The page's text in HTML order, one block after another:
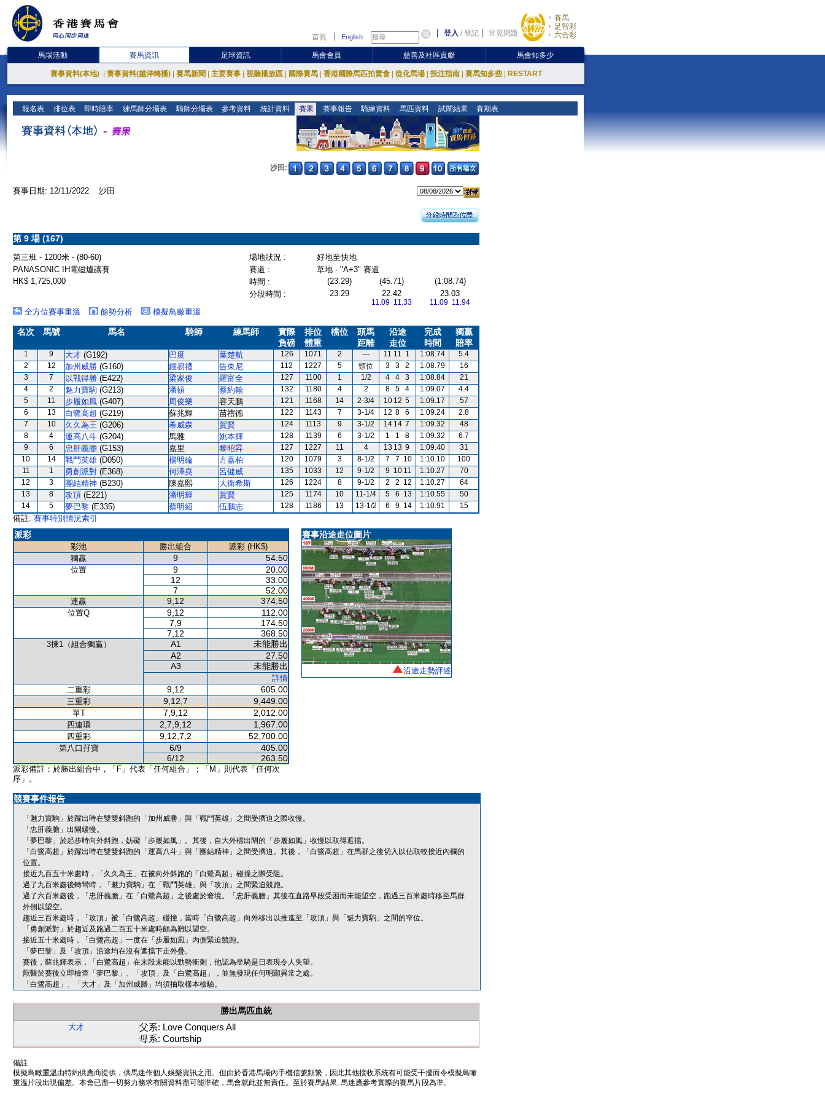
首頁 English 登入 /登記 常見問題
賽馬
足智彩
六合彩
馬場活動 賽馬資訊 足球資訊 馬會會員 慈善及社區貢獻 馬會知多少
賽事資料(本地) 賽事資料(越洋轉播) 賽馬新聞 主要賽事 視聽播放區 國際賽馬 香港國際馬匹拍賣會 從化馬場 投注指南 賽馬知多些 RESTART
報名表 排位表 即時賠率 練馬師分場表 騎師分場表 參考資料 統計資料 賽果 賽事報告 騎練資料 馬匹資料 試閘結果 賽期表
沙田:
賽事日期: 12/11/2022 沙田
第 9 場 (167)
第三班 - 1200米 - (80-60) 場地狀況 :
好地至快地
PANASONIC IH電磁爐讓賽
賽道 :
草地 - "A+3" 賽道
HK$ 1,725,000
時間 : (23.29) (45.71)
(1:08.74)
分段時間 :
23.29 22.42
11.09 11.33
23.03
11.09 11.94
全方位賽事重溫 餘勢分析 模擬鳥瞰重溫
名次 馬號 馬名 騎師 練馬師
實際
負磅
排位
體重
檔位
頭馬
距離
沿途
走位
完成
時間
獨贏
賠率
1 9 大才 (G192) 巴度 葉楚航 126 1071 2 --- 11 11 1 1:08.74
5.4
2
12 加州威勝 (G160) 鍾易禮 告東尼 112 1227 5 頸位 3 3 2 1:08.79
16
3
7 以戰得勝 (E422) 梁家俊 羅富全 127 1100 1 1/2 4 4 3 1:08.84
21
4
2 魅力寶駒 (G213) 潘頓 蔡約翰 132 1180 4 2 8 5 4 1:09.07
4.4
5
11 步履如風 (G407) 周俊樂 容天鵬 121 1168 14 2-3/4 10 12 5 1:09.17
57
6
13 白鷺高超 (G219) 蘇兆輝 苗禮德 122 1143 7 3-1/4 12 8 6 1:09.24
2.8
7
10 久久為王 (G206) 希威森 賀賢 124 1113 9 3-1/2 14 14 7 1:09.32
48
8
4 運高八斗 (G204) 馬雅 姚本輝 128 1139 6 3-1/2 1 1 8 1:09.32
6.7
9
6 忠肝義膽 (G153) 嘉里 黎昭昇 127 1227 11 4 13 13 9 1:09.40
31
10
14 戰鬥英雄 (D050) 楊明綸 方嘉柏 120 1079 3 8-1/2 7 7 10 1:10.10
100
11
1 勇創派對 (E368) 何澤堯 呂健威 135 1033 12 9-1/2 9 10 11 1:10.27
70
12
3 團結精神 (B230) 陳嘉熙 大衛希斯 126 1224 8 9-1/2 2 2 12 1:10.27
64
13
8 攻頂 (E221) 潘明輝 賀賢 125 1174 10 11-1/4 5 6 13 1:10.55
50
14
5 夢巴黎 (E335) 蔡明紹 伍鵬志 128 1186 13 13-1/2 6 9 14 1:10.91 15
備註: 賽事特別情況索引
派彩
彩池 勝出組合
派彩 (HK$)
獨贏
9 54.50
位置 9
20.00
12
33.00
7
52.00
連贏 9,12 374.50
位置Q 9,12
112.00
7,9
174.50
7,12
368.50
3揀1（組合獨贏） A1
未能勝出
A2
27.50
A3
未能勝出
詳情
二重彩
9,12 605.00
三重彩 9,12,7 9,449.00
單T 7,9,12 2,012.00
四連環 2,7,9,12 1,967.00
四重彩 9,12,7,2 52,700.00
第八口孖寶 6/9
405.00
6/12
263.50
派彩備註：於勝出組合中，「F」代表「任何組合」；「M」則代表「任何次
序」。
賽事沿途走位圖片
沿途走勢評述
競賽事件報告
「魅力寶駒」於躍出時在雙雙斜跑的「加州威勝」與「戰鬥英雄」之間受擠迫之際收慢。
「忠肝義膽」出閘緩慢。
「夢巴黎」於起步時向外斜跑，妨礙「步履如風」。其後，自大外檔出閘的「步履如風」收慢以取得遮擋。
「白鷺高超」於躍出時在雙雙斜跑的「運高八斗」與「團結精神」之間受擠迫。其後，「白鷺高超」在馬群之後切入以佔取較接近內欄的
位置。
接近九百五十米處時，「久久為王」在被向外斜跑的「白鷺高超」碰撞之際受阻。
過了九百米處後轉彎時，「魅力寶駒」在「戰鬥英雄」與「攻頂」之間緊迫競跑。
過了六百米處後，「忠肝義膽」在「白鷺高超」之後處於窘境。「忠肝義膽」其後在直路早段受困而未能望空，跑過三百米處時移至馬群
外側以望空。
趨近三百米處時，「攻頂」被「白鷺高超」碰撞，當時「白鷺高超」向外移出以推進至「攻頂」與「魅力寶駒」之間的窄位。
「勇創派對」於趨近及跑過二百五十米處時頗為難以望空。
接近五十米處時，「白鷺高超」一度在「步履如風」內側緊迫競跑。
「夢巴黎」及「攻頂」沿途均在沒有遮擋下走外疊。
賽後，蘇兆輝表示，「白鷺高超」在末段未能以勁勢衝刺，他認為坐騎是日表現令人失望。
獸醫於賽後立即檢查「夢巴黎」、「攻頂」及「白鷺高超」，並無發現任何明顯異常之處。
「白鷺高超」、「大才」及「加州威勝」均須抽取樣本檢驗。
勝出馬匹血統
大才
父系: Love Conquers All
母系: Courtship
備註
模擬鳥瞰重溫由特約供應商提供，供馬迷作個人娛樂資訊之用。但由於香港馬場內手機信號頻繁，因此其他接收系統有可能受干擾而令模擬鳥瞰
重溫片段出現偏差。本會已盡一切努力務求有關資料盡可能準確，馬會就此並無責任。至於賽馬結果, 馬迷應參考實際的賽馬片段為準。